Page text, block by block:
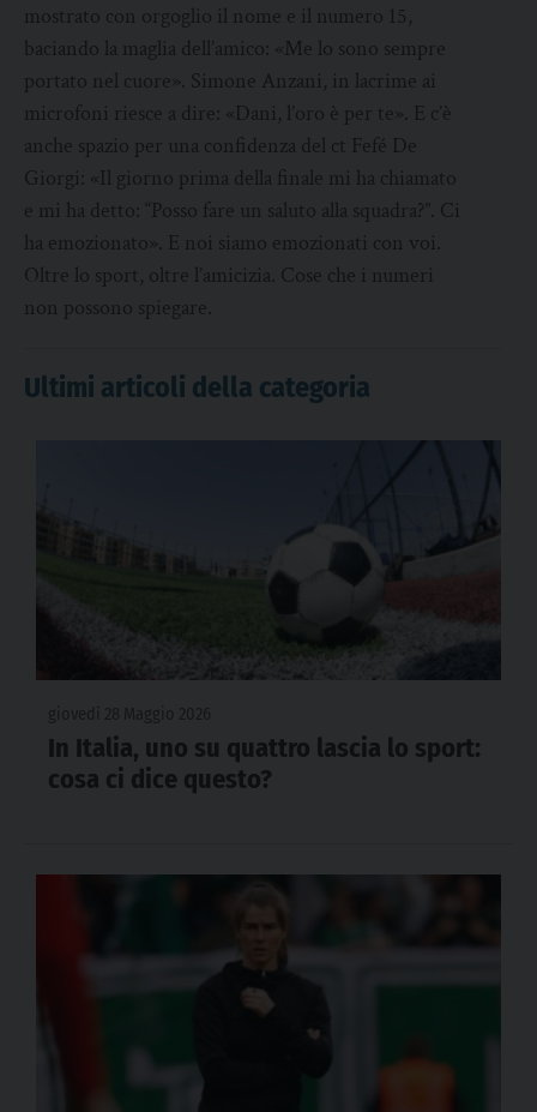
mostrato con orgoglio il nome e il numero 15,
baciando la maglia dell’amico: «Me lo sono sempre
portato nel cuore». Simone Anzani, in lacrime ai
microfoni riesce a dire: «Dani, l’oro è per te». E c’è
anche spazio per una confidenza del ct Fefé De
Giorgi: «Il giorno prima della finale mi ha chiamato
e mi ha detto: “Posso fare un saluto alla squadra?”. Ci
ha emozionato». E noi siamo emozionati con voi.
Oltre lo sport, oltre l’amicizia. Cose che i numeri
non possono spiegare.
Ultimi articoli della categoria
In Italia, uno su quattro lascia lo sport:
cosa ci dice questo?